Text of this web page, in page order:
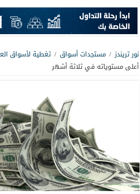
نور تريندز / مستجدات أسواق / تغطية لأسواق
أعلى مستوياته في ثلاثة أشهر